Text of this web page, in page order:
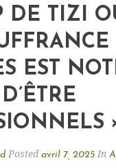
DE TIZI
EST
Posted avril 7, 2025 In